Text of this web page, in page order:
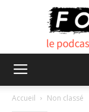
Accueil Non classé